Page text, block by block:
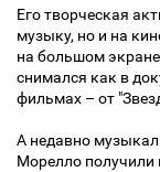
Его творческая
музыку, но и на
на большом
снимался как в
фильмах – от
А недавно
Морелло получили